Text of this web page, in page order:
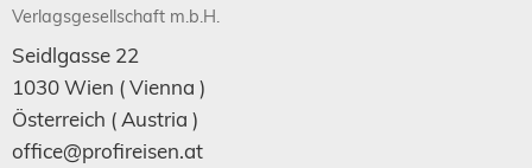
Verlagsgesellschaft m.b.H.
Seidlgasse 22
1030Wien ( Vienna )
Österreich ( Austria )
office@profireisen.at